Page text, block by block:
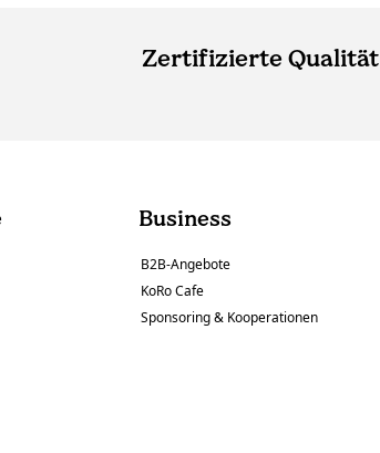
Zertifizierte Qualität
Business
B2B-Angebote
KoRo Cafe
Sponsoring & Kooperationen